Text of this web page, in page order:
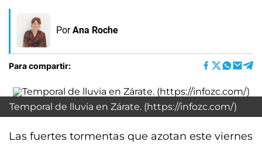
Por Ana Roche
Para compartir:
Temporal de lluvia en Zárate. (https://infozc.com/)
Las fuertes tormentas que azotan este viernes